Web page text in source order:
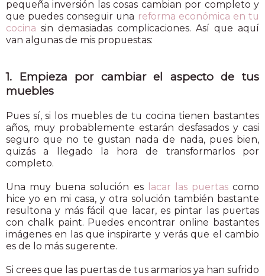
pequeña inversión las cosas cambian por completo y
que puedes conseguir una reforma económica en tu
cocina sin demasiadas complicaciones. Así que aquí
van algunas de mis propuestas:
1. Empieza por cambiar el aspecto de tus
muebles
Pues sí, si los muebles de tu cocina tienen bastantes
años, muy probablemente estarán desfasados y casi
seguro que no te gustan nada de nada, pues bien,
quizás a llegado la hora de transformarlos por
completo.
Una muy buena solución es lacar las puertascomo
hice yo en mi casa, y otra solución también bastante
resultona y más fácil que lacar, es pintar las puertas
con chalk paint. Puedes encontrar online bastantes
imágenes en las que inspirarte y verás que el cambio
es de lo más sugerente.
Si crees que las puertas de tus armarios ya han sufrido